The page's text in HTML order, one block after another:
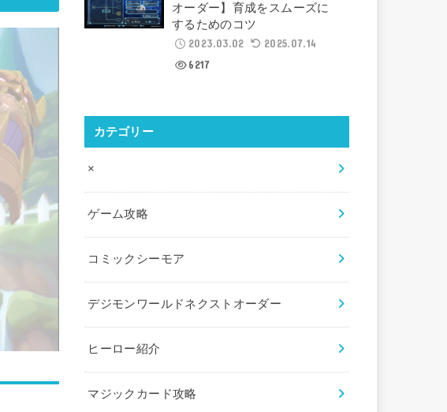
オーダー】育成をスムーズに
するためのコツ
2023.03.02
2025.07.14
6217
カテゴリー
×
ゲーム攻略
コミックシーモア
デジモンワールドネクストオーダー
ヒーロー紹介
マジックカード攻略